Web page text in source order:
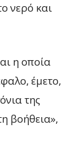
νερό και
η οποία
έμετο,
της
βοήθεια»,